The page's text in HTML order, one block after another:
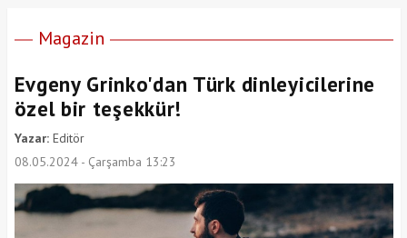
Magazin
Evgeny Grinko'dan Türk dinleyicilerine
özel bir teşekkür!
Yazar:Editör
08.05.2024 - Çarşamba 13:23